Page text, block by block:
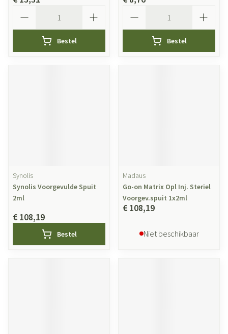
Bestel Bestel
Synolis
Synolis Voorgevulde Spuit
2ml
€ 108,19
Bestel
Madaus
Go-on Matrix Opl Inj. Steriel
Voorgev.spuit 1x2ml
€ 108,19
Niet beschikbaar